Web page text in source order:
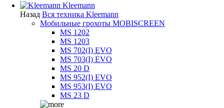
Kleemann
Назад Вся техника Kleemann
Мобильные грохоты MOBISCREEN
MS 1202
MS 1203
MS 702(I) EVO
MS 703(I) EVO
MS 20 D
MS 952(I) EVO
MS 953(I) EVO
MS 23 D